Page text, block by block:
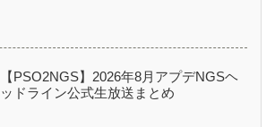
【PSO2NGS】2026年8月アプデNGSヘ
ッドライン公式生放送まとめ